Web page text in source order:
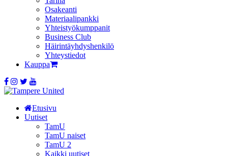
Osakeanti
Materiaalipankki
Yhteistyö­kumppanit
Business Club
Häirintä­yhdyshenkilö
Yhteystiedot
Kauppa
Etusivu
Uutiset
TamU
TamU naiset
TamU 2
Kaikki uutiset